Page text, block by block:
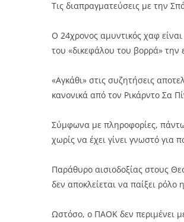
Τις διαπραγματεύσεις με την
Ο 24χρονος αμυντικός χαφ
του «δικεφάλου του βορρά» την
«Αγκάθι» στις συζητήσεις
κανονικά από τον Ρικάρντο Σα
Σύμφωνα με πληροφορίες,
χωρίς να έχει γίνει γνωστό για
Παράθυρο αισιοδοξίας στους
δεν αποκλείεται να παίξει
Ωστόσο, ο ΠΑΟΚ δεν περιμένει